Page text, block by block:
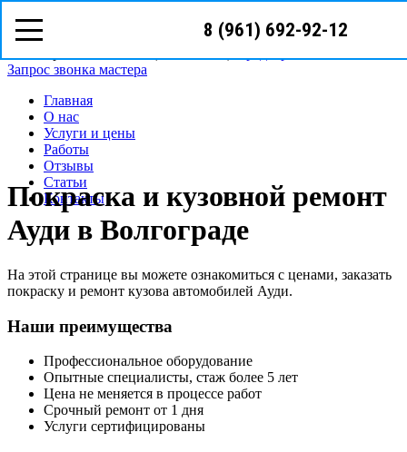
8 (961) 692-92-12
8(961)
Волгоград, ул. Батумская 7
Запрос звонка мастера
Главная
О нас
Услуги и цены
Работы
Отзывы
Статьи
Контакты
Покраска и кузовной ремонт
Ауди в Волгограде
На этой странице вы можете ознакомиться с ценами, заказать
покраску и ремонт кузова автомобилей Ауди.
Наши преимущества
Профессиональное оборудование
Опытные специалисты, стаж более 5 лет
Цена не меняется в процессе работ
Срочный ремонт от 1 дня
Услуги сертифицированы